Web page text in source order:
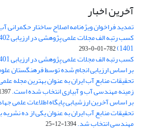
آخرین اخبار
تمدید فراخوان ویژه‌نامه اصلاح ساختار حکمرانی
1401)
782-01-0-293
کسب رتبه الف مجلات علمی پژوهشی در ارزیابی 1401
تحقیقات منابع آب ایران به عنوان بهترین مجله
زمینه مهندسی آب و آبیاری انتخاب شده است.11-01
بر اساس آخرین ارزشیابی پایگاه اطلاعات علمی
تحقیقات منابع آب ایران به عنوان یکی از ده
مهندسی انتخاب شد.1394-12-25